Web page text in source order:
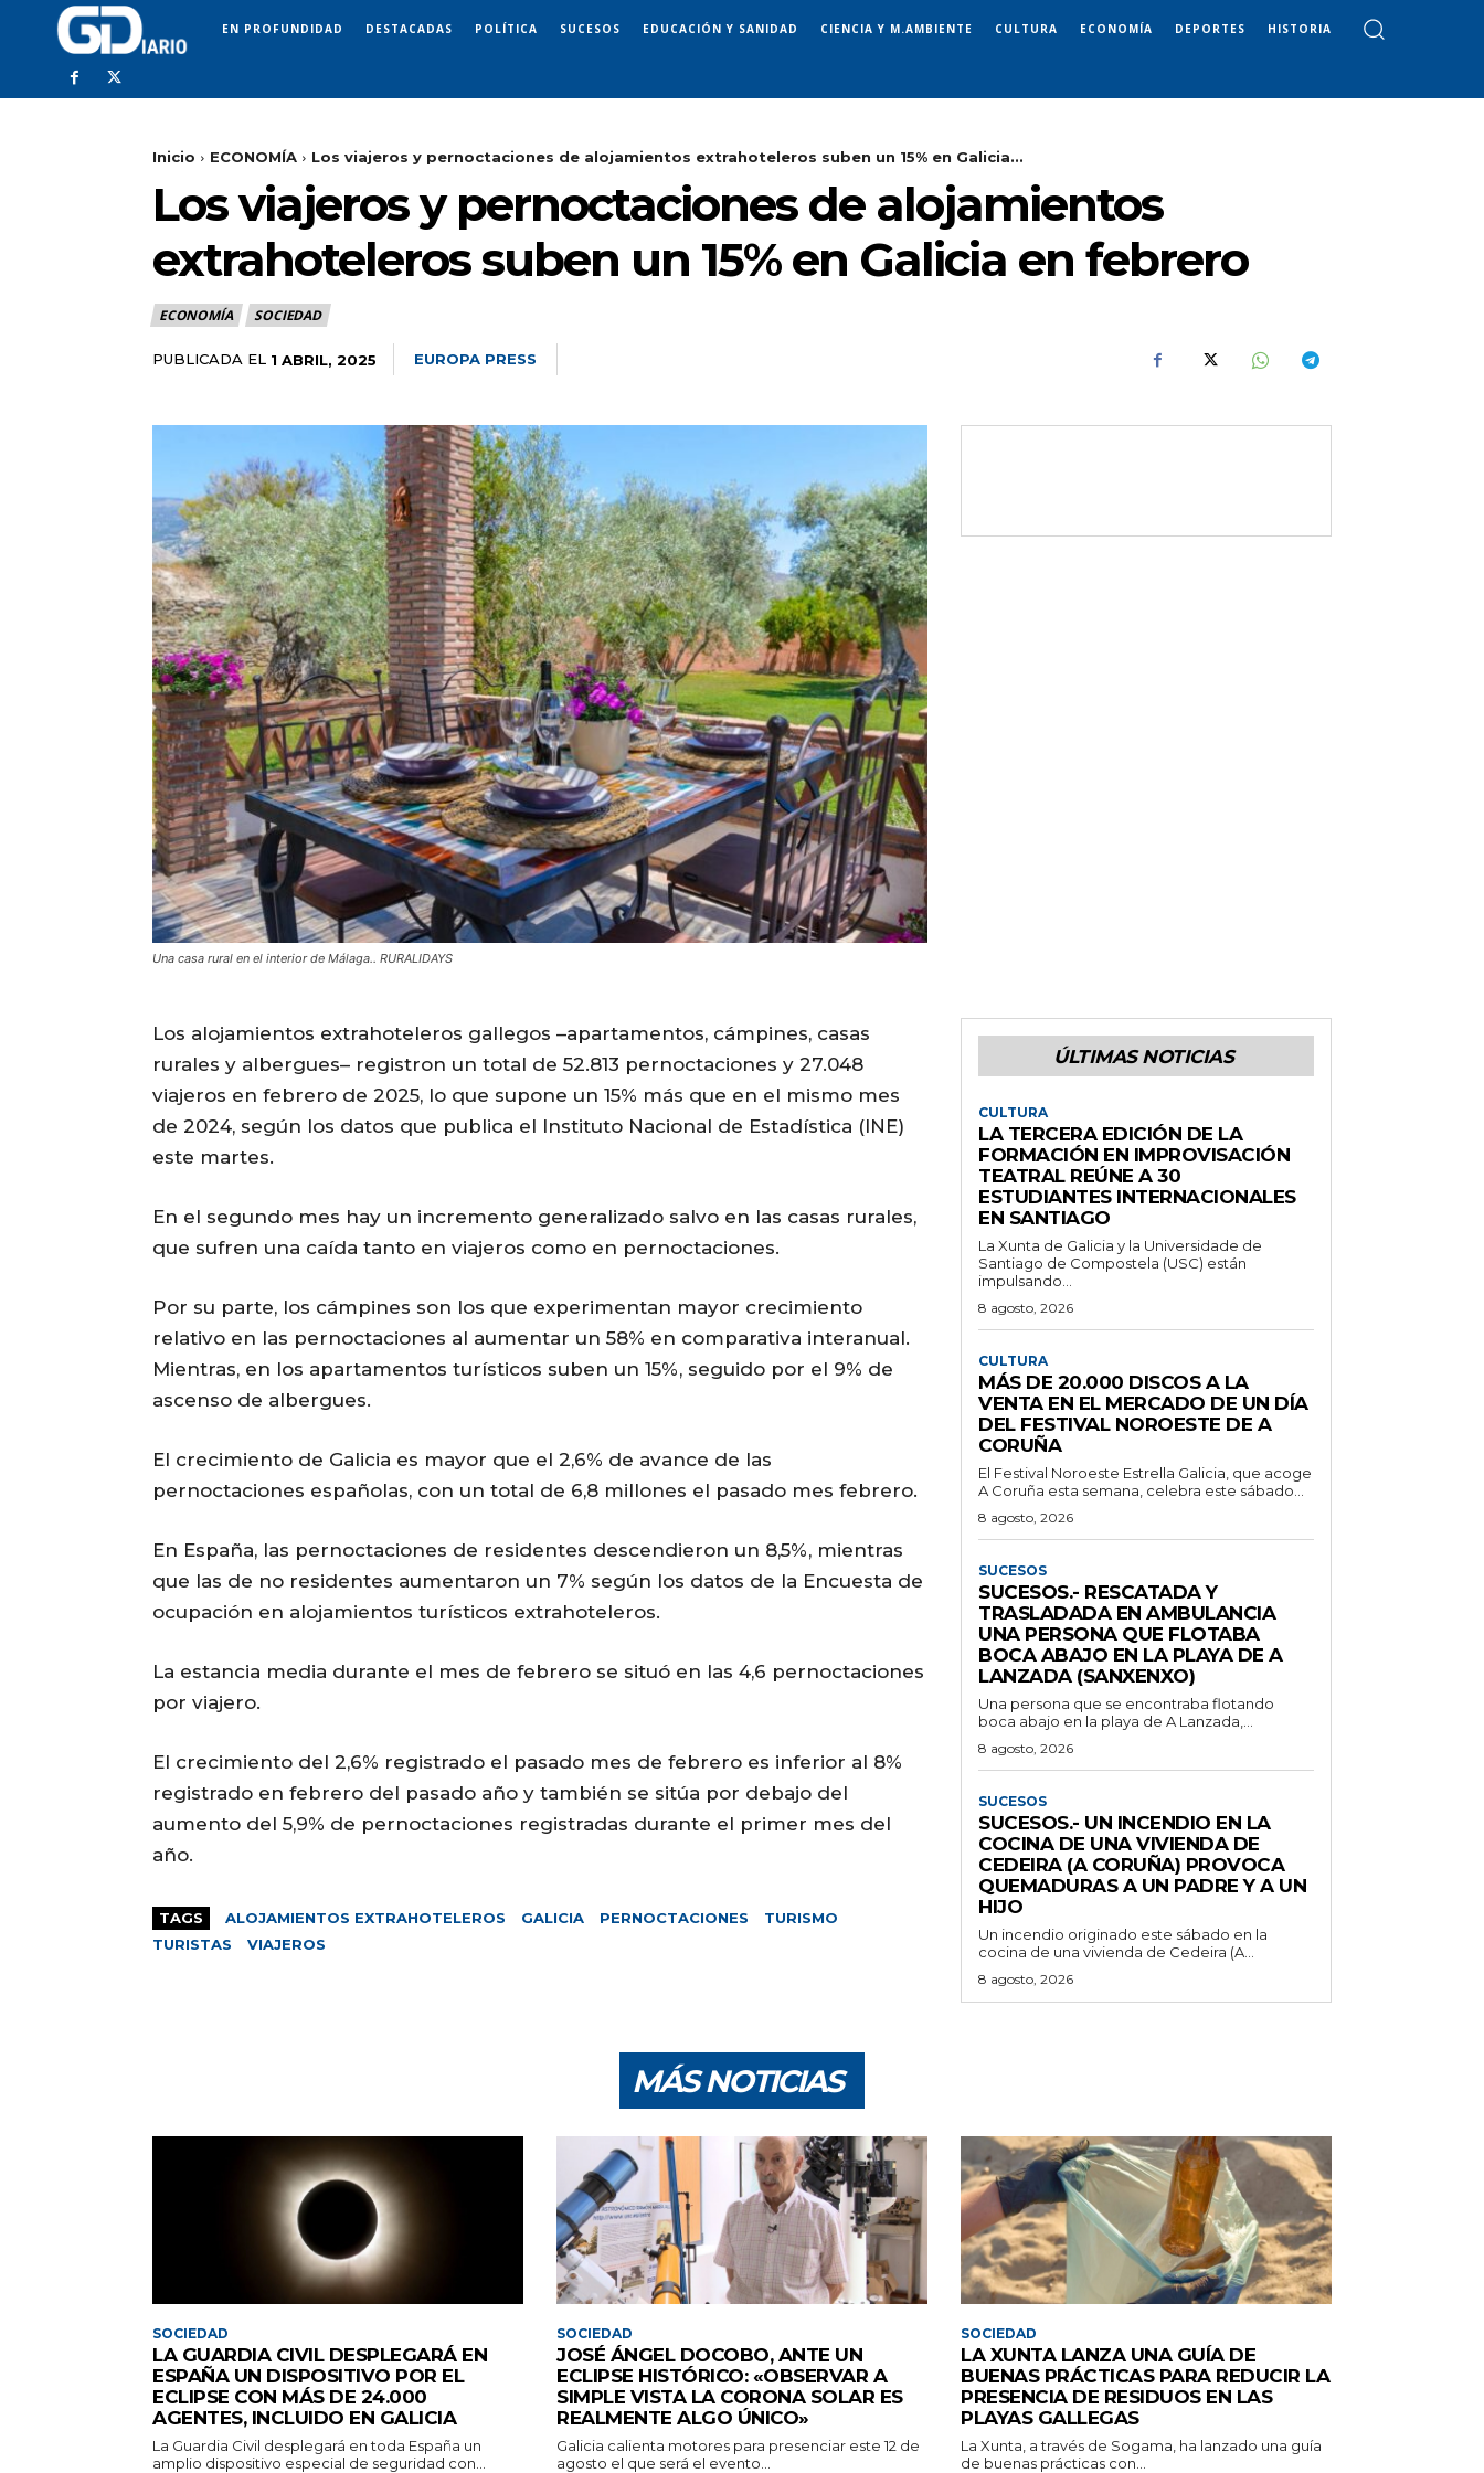
EN PROFUNDIDAD DESTACADAS POLÍTICA SUCESOS EDUCACIÓN Y SANIDAD CIENCIA Y M.AMBIENTE CULTURA ECONOMÍA DEPORTES HISTORIA
Inicio ECONOMÍA Los viajeros y pernoctaciones de alojamientos extrahoteleros suben un 15% en Galicia...
Los viajeros y pernoctaciones de alojamientos
extrahoteleros suben un 15% en Galicia en febrero
ECONOMÍA SOCIEDAD
PUBLICADA EL 1 ABRIL, 2025 EUROPA PRESS
Una casa rural en el interior de Málaga.. RURALIDAYS
Los alojamientos extrahoteleros gallegos –apartamentos, cámpines, casas
rurales y albergues– registron un total de 52.813 pernoctaciones y 27.048
viajeros en febrero de 2025, lo que supone un 15% más que en el mismo mes
de 2024, según los datos que publica el Instituto Nacional de Estadística (INE)
este martes.
En el segundo mes hay un incremento generalizado salvo en las casas rurales,
que sufren una caída tanto en viajeros como en pernoctaciones.
Por su parte, los cámpines son los que experimentan mayor crecimiento
relativo en las pernoctaciones al aumentar un 58% en comparativa interanual.
Mientras, en los apartamentos turísticos suben un 15%, seguido por el 9% de
ascenso de albergues.
El crecimiento de Galicia es mayor que el 2,6% de avance de las
pernoctaciones españolas, con un total de 6,8 millones el pasado mes febrero.
En España, las pernoctaciones de residentes descendieron un 8,5%, mientras
que las de no residentes aumentaron un 7% según los datos de la Encuesta de
ocupación en alojamientos turísticos extrahoteleros.
La estancia media durante el mes de febrero se situó en las 4,6 pernoctaciones
por viajero.
El crecimiento del 2,6% registrado el pasado mes de febrero es inferior al 8%
registrado en febrero del pasado año y también se sitúa por debajo del
aumento del 5,9% de pernoctaciones registradas durante el primer mes del
año.
TAGS ALOJAMIENTOS EXTRAHOTELEROS GALICIA PERNOCTACIONES
TURISMO
TURISTAS
VIAJEROS
ÚLTIMAS NOTICIAS
CULTURA
LA TERCERA EDICIÓN DE LA
FORMACIÓN EN IMPROVISACIÓN
TEATRAL REÚNE A 30
ESTUDIANTES INTERNACIONALES
EN SANTIAGO
La Xunta de Galicia y la Universidade de
Santiago de Compostela (USC) están
impulsando...
8 agosto, 2026
CULTURA
MÁS DE 20.000 DISCOS A LA
VENTA EN EL MERCADO DE UN DÍA
DEL FESTIVAL NOROESTE DE A
CORUÑA
El Festival Noroeste Estrella Galicia, que acoge
A Coruña esta semana, celebra este sábado...
8 agosto, 2026
SUCESOS
SUCESOS.- RESCATADA Y
TRASLADADA EN AMBULANCIA
UNA PERSONA QUE FLOTABA
BOCA ABAJO EN LA PLAYA DE A
LANZADA (SANXENXO)
Una persona que se encontraba flotando
boca abajo en la playa de A Lanzada,...
8 agosto, 2026
SUCESOS
SUCESOS.- UN INCENDIO EN LA
COCINA DE UNA VIVIENDA DE
CEDEIRA (A CORUÑA) PROVOCA
QUEMADURAS A UN PADRE Y A UN
HIJO
Un incendio originado este sábado en la
cocina de una vivienda de Cedeira (A...
8 agosto, 2026
MÁS NOTICIAS
SOCIEDAD
LA GUARDIA CIVIL DESPLEGARÁ EN
ESPAÑA UN DISPOSITIVO POR EL
ECLIPSE CON MÁS DE 24.000
AGENTES, INCLUIDO EN GALICIA
La Guardia Civil desplegará en toda España un
amplio dispositivo especial de seguridad con...
SOCIEDAD
JOSÉ ÁNGEL DOCOBO, ANTE UN
ECLIPSE HISTÓRICO: «OBSERVAR A
SIMPLE VISTA LA CORONA SOLAR ES
REALMENTE ALGO ÚNICO»
Galicia calienta motores para presenciar este 12 de
agosto el que será el evento...
SOCIEDAD
LA XUNTA LANZA UNA GUÍA DE
BUENAS PRÁCTICAS PARA REDUCIR LA
PRESENCIA DE RESIDUOS EN LAS
PLAYAS GALLEGAS
La Xunta, a través de Sogama, ha lanzado una guía
de buenas prácticas con...